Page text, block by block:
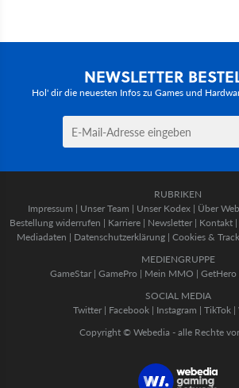
NEWSLETTER
Hol' dir die neuesten Infos zu Games und
RUBRIKEN
Impressum | Unser Team | Unser Kodex | Über
Bestellung widerrufen | Karriere | Newsletter | Kontakt |
Mediadaten | Datenschutzerklärung | Cookies &
MEDIENGRUPPE
GameStar| GamePro | Mein MMO | GetHero
SOCIAL MEDIA
Twitter | Facebook | Instagram | TikTok |
Copyright © Webedia - alle Rechte